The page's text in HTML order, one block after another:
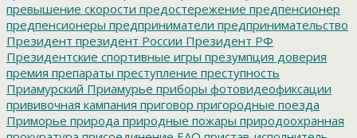
превышение скорости предостережение предпенсионер
предпенсионеры предприниматели предпринимательство
Президент президент России Президент РФ
Президентские спортивные игры презумпция доверия
премия препараты преступление преступность
Приамурский Приамурье приборы фотовидеофиксации
прививочная кампания приговор пригородные поезда
Приморье природа природные пожары природоохранная